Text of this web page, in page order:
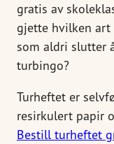
gratis av
gjette hvilken art
som aldri slutter
turbingo?
Turheftet er
resirkulert papir
Bestill turheftet